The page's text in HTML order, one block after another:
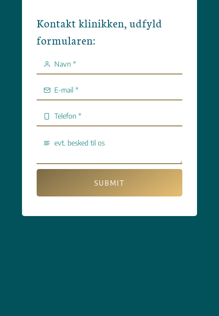
Kontakt klinikken, udfyld
formularen:
SUBMIT